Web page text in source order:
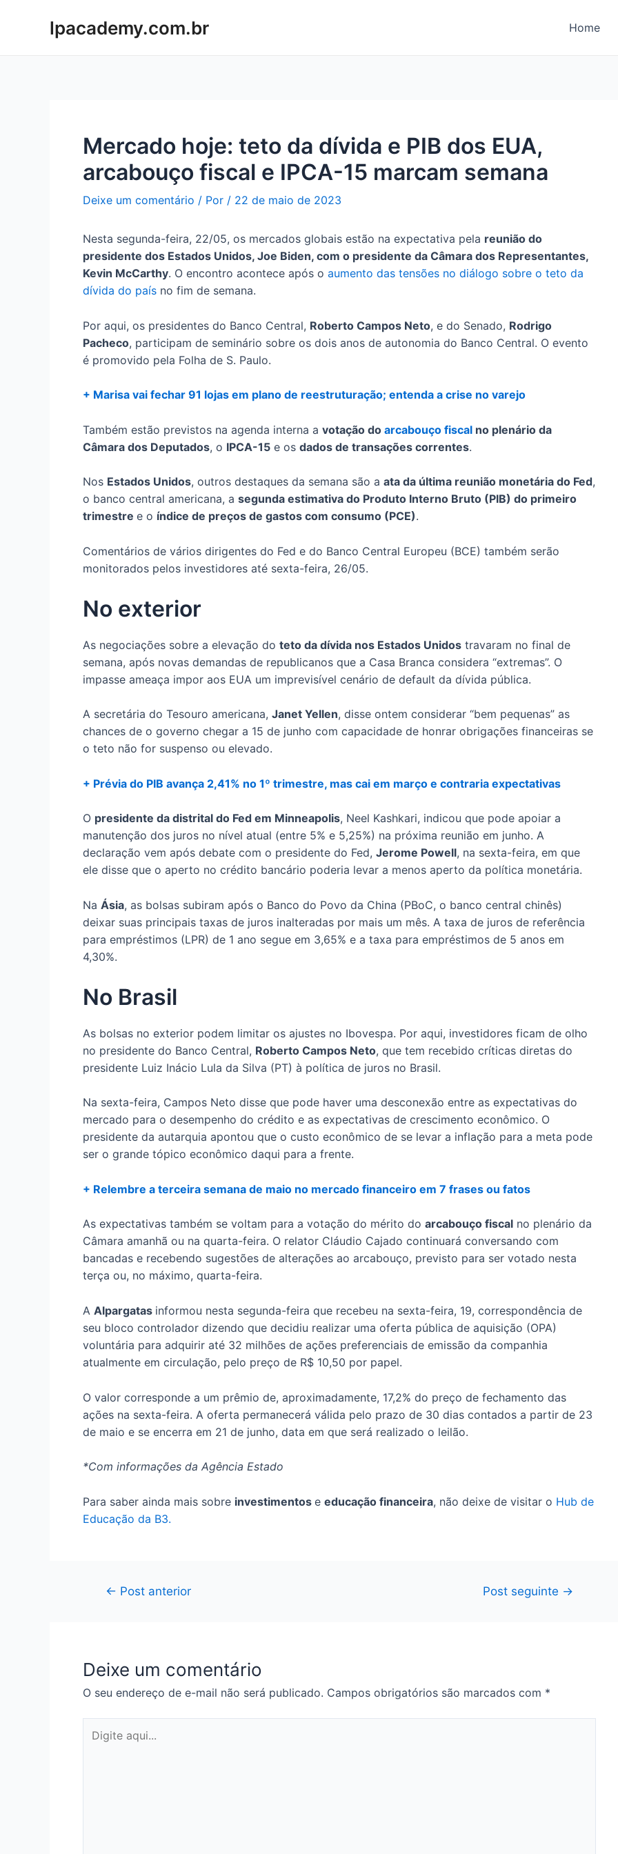
lpacademy.com.br Home
Mercado hoje: teto da dívida e PIB dos EUA,
arcabouço fiscal e IPCA-15 marcam semana
Deixe um comentário / Por / 22 de maio de 2023
Nesta segunda-feira, 22/05, os mercados globais estão na expectativa pela reunião do
presidente dos Estados Unidos, Joe Biden, com o presidente da Câmara dos Representantes,
Kevin McCarthy. O encontro acontece após o aumento das tensões no diálogo sobre o teto da
dívida do país no fim de semana.
Por aqui, os presidentes do Banco Central, Roberto Campos Neto, e do Senado, Rodrigo
Pacheco, participam de seminário sobre os dois anos de autonomia do Banco Central. O evento
é promovido pela Folha de S. Paulo.
+ Marisa vai fechar 91 lojas em plano de reestruturação; entenda a crise no varejo
Também estão previstos na agenda interna a votação do arcabouço fiscal no plenário da
Câmara dos Deputados, o IPCA-15 e os dados de transações correntes.
Nos Estados Unidos, outros destaques da semana são a ata da última reunião monetária do Fed,
o banco central americana, a segunda estimativa do Produto Interno Bruto (PIB) do primeiro
trimestre e o índice de preços de gastos com consumo (PCE).
Comentários de vários dirigentes do Fed e do Banco Central Europeu (BCE) também serão
monitorados pelos investidores até sexta-feira, 26/05.
No exterior
As negociações sobre a elevação do teto da dívida nos Estados Unidos travaram no final de
semana, após novas demandas de republicanos que a Casa Branca considera “extremas”. O
impasse ameaça impor aos EUA um imprevisível cenário de default da dívida pública.
A secretária do Tesouro americana, Janet Yellen, disse ontem considerar “bem pequenas” as
chances de o governo chegar a 15 de junho com capacidade de honrar obrigações financeiras se
o teto não for suspenso ou elevado.
+ Prévia do PIB avança 2,41% no 1º trimestre, mas cai em março e contraria expectativas
O presidente da distrital do Fed em Minneapolis, Neel Kashkari, indicou que pode apoiar a
manutenção dos juros no nível atual (entre 5% e 5,25%) na próxima reunião em junho. A
declaração vem após debate com o presidente do Fed, Jerome Powell, na sexta-feira, em que
ele disse que o aperto no crédito bancário poderia levar a menos aperto da política monetária.
Na Ásia, as bolsas subiram após o Banco do Povo da China (PBoC, o banco central chinês)
deixar suas principais taxas de juros inalteradas por mais um mês. A taxa de juros de referência
para empréstimos (LPR) de 1 ano segue em 3,65% e a taxa para empréstimos de 5 anos em
4,30%.
No Brasil
As bolsas no exterior podem limitar os ajustes no Ibovespa. Por aqui, investidores ficam de olho
no presidente do Banco Central, Roberto Campos Neto, que tem recebido críticas diretas do
presidente Luiz Inácio Lula da Silva (PT) à política de juros no Brasil.
Na sexta-feira, Campos Neto disse que pode haver uma desconexão entre as expectativas do
mercado para o desempenho do crédito e as expectativas de crescimento econômico. O
presidente da autarquia apontou que o custo econômico de se levar a inflação para a meta pode
ser o grande tópico econômico daqui para a frente.
+ Relembre a terceira semana de maio no mercado financeiro em 7 frases ou fatos
As expectativas também se voltam para a votação do mérito do arcabouço fiscal no plenário da
Câmara amanhã ou na quarta-feira. O relator Cláudio Cajado continuará conversando com
bancadas e recebendo sugestões de alterações ao arcabouço, previsto para ser votado nesta
terça ou, no máximo, quarta-feira.
A Alpargatas informou nesta segunda-feira que recebeu na sexta-feira, 19, correspondência de
seu bloco controlador dizendo que decidiu realizar uma oferta pública de aquisição (OPA)
voluntária para adquirir até 32 milhões de ações preferenciais de emissão da companhia
atualmente em circulação, pelo preço de R$ 10,50 por papel.
O valor corresponde a um prêmio de, aproximadamente, 17,2% do preço de fechamento das
ações na sexta-feira. A oferta permanecerá válida pelo prazo de 30 dias contados a partir de 23
de maio e se encerra em 21 de junho, data em que será realizado o leilão.
*Com informações da Agência Estado
Para saber ainda mais sobre investimentos e educação financeira, não deixe de visitar o Hub de
Educação da B3.
Navegação
← Post anterior Post seguinte →
Deixe um comentário
O seu endereço de e-mail não será publicado. Campos obrigatórios são marcados com *
aqui...